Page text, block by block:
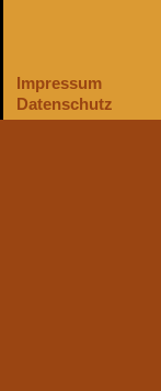
Impressum
Datenschutz